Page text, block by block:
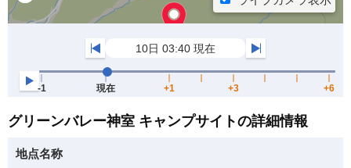
グリーンバレー神室 キャンプサイトの詳細情報
地点名称